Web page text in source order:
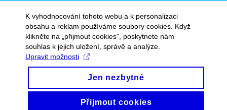
K vyhodnocování tohoto webu a k personalizaci
obsahu a reklam používáme soubory cookies. Když
klikněte na „přijmout cookies", poskytnete nám
souhlas k jejich uložení, správě a analýze.
Upravit možnosti
Jen nezbytné
Přijmout cookies